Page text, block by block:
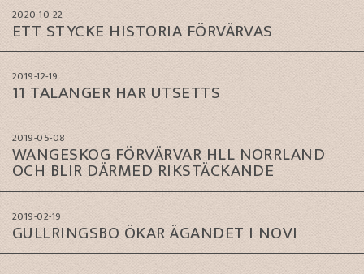
2020-10-22
ETT STYCKE HISTORIA FÖRVÄRVAS
2019-12-19
11 TALANGER HAR UTSETTS
2019-05-08
WANGESKOG FÖRVÄRVAR HLL NORRLAND
OCH BLIR DÄRMED RIKSTÄCKANDE
2019-02-19
GULLRINGSBO ÖKAR ÄGANDET I NOVI